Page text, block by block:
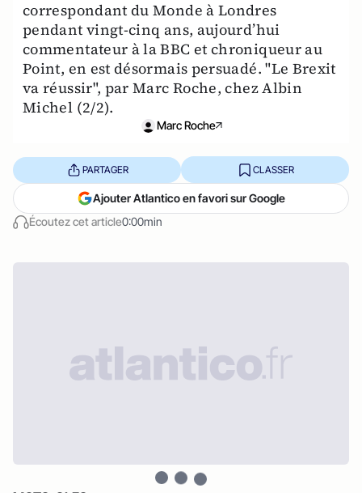
correspondant du Monde à Londres
pendant vingt-cinq ans, aujourd’hui
commentateur à la BBC et chroniqueur au
Point, en est désormais persuadé. "Le Brexit
va réussir", par Marc Roche, chez Albin
Michel (2/2).
Marc Roche
Écoutez cet article0:00min
PARTAGER CLASSER
Ajouter Atlantico en favori sur Google